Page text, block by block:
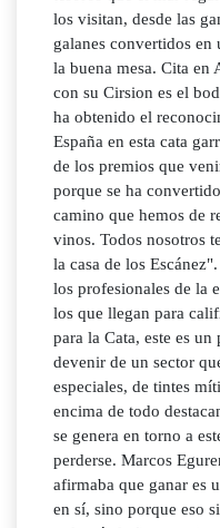
los visitan, desde las
galanes convertidos en
la buena mesa. Cita en
con su Cirsion es el
ha obtenido el
España en esta cata
de los premios que
porque se ha
camino que hemos de
vinos. Todos nosotros
la casa de los
los profesionales de la
los que llegan para
para la Cata, este es
devenir de un sector
especiales, de tintes
encima de todo
se genera en torno a
perderse. Marcos
afirmaba que ganar es
en sí, sino porque eso